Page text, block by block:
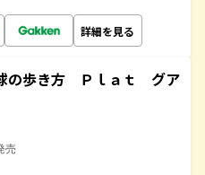
詳細を見る
の歩き方 Ｐｌａｔ グア
売